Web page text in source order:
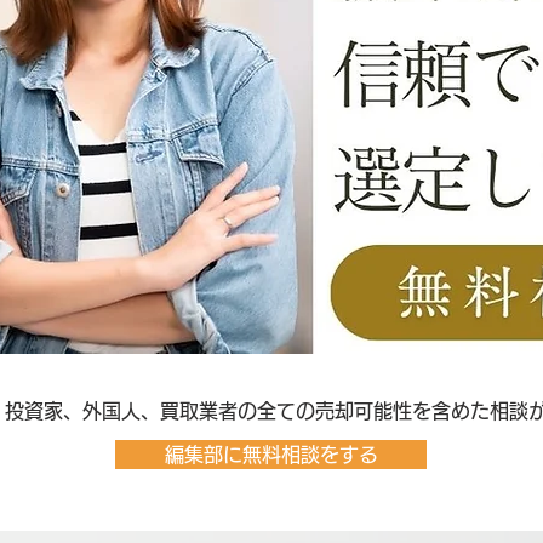
投資家、外国人、買取業者の全ての売却可能性を含めた相談
編集部に無料相談をする